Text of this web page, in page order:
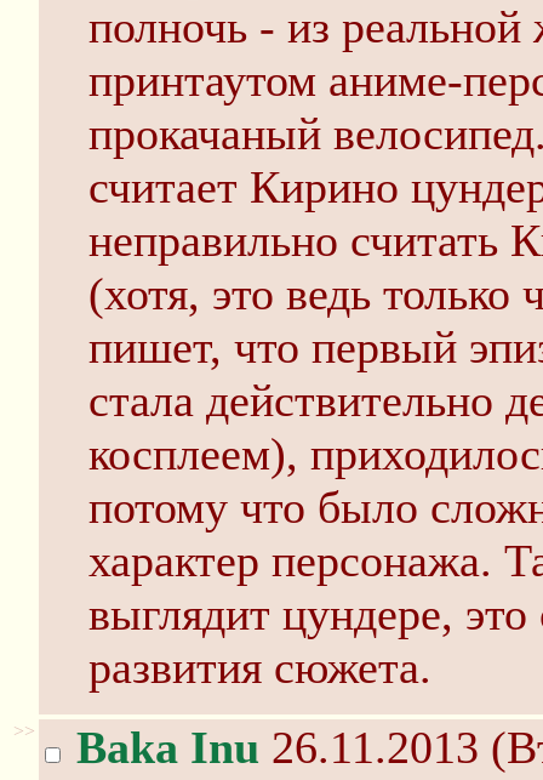
полночь - из
принтаутом аниме-
прокачаный
считает Кирино
неправильно считать
(хотя, это ведь
пишет, что первый
стала действительно
косплеем),
потому что было
характер персонажа.
выглядит цундере,
развития сюжета.
>> Baka Inu 26.11.2013